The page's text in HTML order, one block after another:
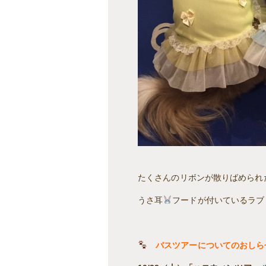
たくさんのリボンが散りばめられ
うさ耳 フードが付いているラ
バスツアーについてのおし